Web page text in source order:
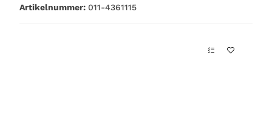
Artikelnummer: 011-4361115